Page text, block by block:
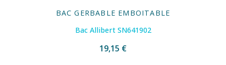
BAC GERBABLE EMBOITABLE
Bac Allibert SN641902
19,15 €